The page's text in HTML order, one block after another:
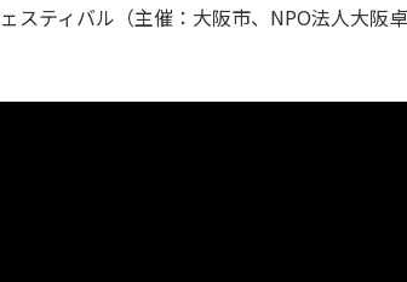
ティバル（主催：大阪市、NPO法人大阪